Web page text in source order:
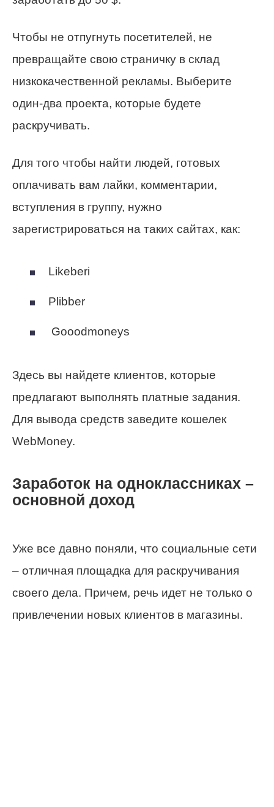
Чтобы не отпугнуть посетителей, не
превращайте свою страничку в склад
низкокачественной рекламы. Выберите
один-два проекта, которые будете
раскручивать.
Для того чтобы найти людей, готовых
оплачивать вам лайки, комментарии,
вступления в группу, нужно
зарегистрироваться на таких сайтах, как:
Likeberi
Plibber
Gooodmoneys
Здесь вы найдете клиентов, которые
предлагают выполнять платные задания.
Для вывода средств заведите кошелек
WebMoney.
Заработок на одноклассниках –
основной доход
Уже все давно поняли, что социальные сети
– отличная площадка для раскручивания
своего дела. Причем, речь идет не только о
привлечении новых клиентов в магазины.